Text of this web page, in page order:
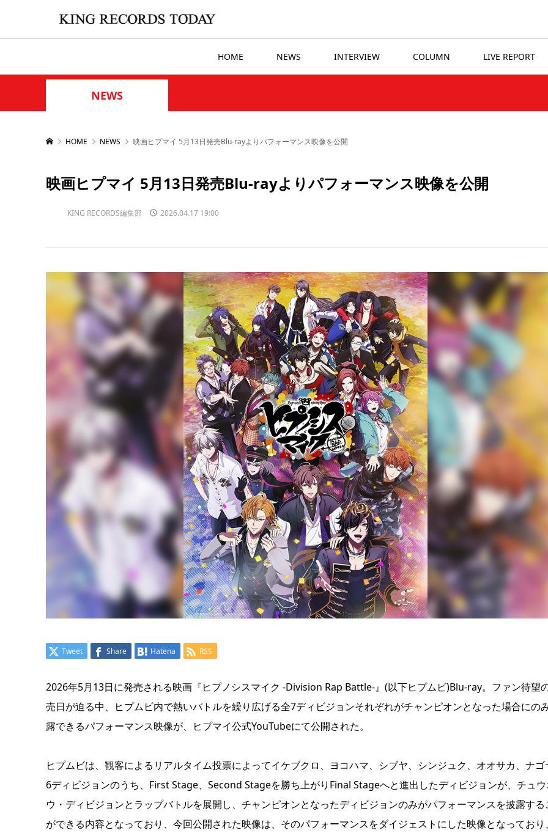
HOME NEWS INTERVIEW COLUMN LIVE REPORT
NEWS
HOME NEWS 映画ヒプマイ 5月13日発売Blu-rayよりパフォーマンス映像を公開
映画ヒプマイ 5月13日発売Blu-rayよりパフォーマンス映像を公開
KING RECORDS編集部 2026.04.17 19:00
Tweet Share Hatena RSS
2026年5月13日に発売される映画『ヒプノシスマイク -Division Rap Battle-』(以下ヒプムビ)Blu-ray。ファン待望
売日が迫る中、ヒプムビ内で熱いバトルを繰り広げる全7ディビジョンそれぞれがチャンピオンとなった場合にの
露できるパフォーマンス映像が、ヒプマイ公式YouTubeにて公開された。
ヒプムビは、観客によるリアルタイム投票によってイケブクロ、ヨコハマ、シブヤ、シンジュク、オオサカ、ナゴ
6ディビジョンのうち、First Stage、Second Stageを勝ち上がりFinal Stageへと進出したディビジョンが、チュ
ウ・ディビジョンとラップバトルを展開し、チャンピオンとなったディビジョンのみがパフォーマンスを披露する
ができる内容となっており、今回公開された映像は、そのパフォーマンスをダイジェストにした映像となっており